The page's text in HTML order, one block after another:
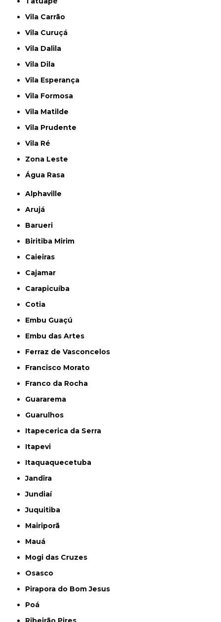
Vila Carrão
Vila Curuçá
Vila Dalila
Vila Dila
Vila Esperança
Vila Formosa
Vila Matilde
Vila Prudente
Vila Ré
Zona Leste
Água Rasa
Alphaville
Arujá
Barueri
Biritiba Mirim
Caieiras
Cajamar
Carapicuíba
Cotia
Embu Guaçú
Embu das Artes
Ferraz de Vasconcelos
Francisco Morato
Franco da Rocha
Guararema
Guarulhos
Itapecerica da Serra
Itapevi
Itaquaquecetuba
Jandira
Jundiaí
Juquitiba
Mairiporã
Mauá
Mogi das Cruzes
Osasco
Pirapora do Bom Jesus
Poá